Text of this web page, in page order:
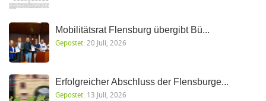
Mobilitätsrat Flensburg übergibt Bü...
Gepostet: 20 Juli, 2026
Erfolgreicher Abschluss der Flensburge...
Gepostet: 13 Juli, 2026